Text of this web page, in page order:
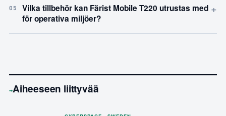
05
Vilka tillbehör kan Färist Mobile T220 utrustas med
för operativa miljöer?
+
→Aiheeseen liittyvää